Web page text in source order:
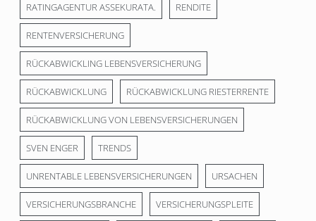
RATINGAGENTUR ASSEKURATA. RENDITE
RENTENVERSICHERUNG
RÜCKABWICKLING LEBENSVERSICHERUNG
RÜCKABWICKLUNG RÜCKABWICKLUNG RIESTERRENTE
RÜCKABWICKLUNG VON LEBENSVERSICHERUNGEN
SVEN ENGER TRENDS
UNRENTABLE LEBENSVERSICHERUNGEN URSACHEN
VERSICHERUNGSBRANCHE VERSICHERUNGSPLEITE